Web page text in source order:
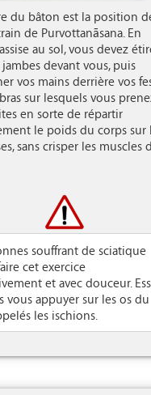
du bâton est la position
de Purvottanāsana. En
au sol, vous devez
devant vous, puis
vos mains derrière vos
sur lesquels vous
en sorte de répartir
le poids du corps sur
sans crisper les muscles
souffrant de sciatique
cet exercice
et avec douceur.
vous appuyer sur les os du
les ischions.